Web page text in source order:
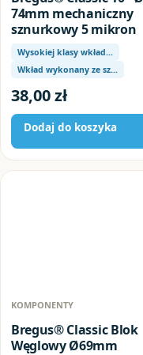
74mm mechaniczny
sznurkowy 5 mikron
Wysokiej klasy wkład…
Wkład wykonany ze sz…
38,00zł
Dodaj do koszyka
KOMPONENTY
Bregus® Classic Blok
Węglowy Ø69mm